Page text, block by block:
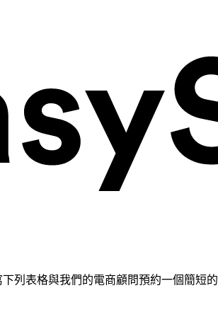
列表格與我們的電商顧問預約一個簡短